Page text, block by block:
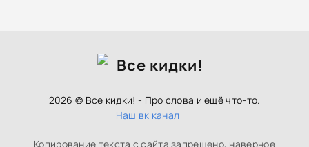
2026 © Все кидки! - Про слова и ещё что-то.
Наш вк канал
Копирование текста с сайта запрещено, наверное